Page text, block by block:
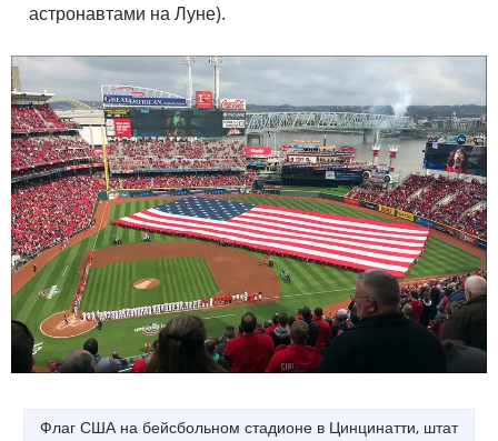
астронавтами на Луне).
Флаг США на бейсбольном стадионе в Цинцинатти, штат